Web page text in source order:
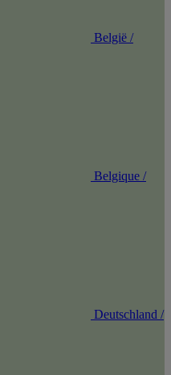
België /
Belgique /
Deutschland /